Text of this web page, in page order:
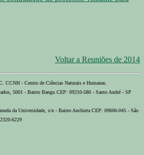
Voltar a Reuniões de 2014
CCNH - Centro de Ciências Naturais e Humanas.
5001 - Bairro Bangu CEP: 09210-580 - Santo André - SP
da Universidade, s/n - Bairro Anchieta CEP: 09606-045 - São
6229